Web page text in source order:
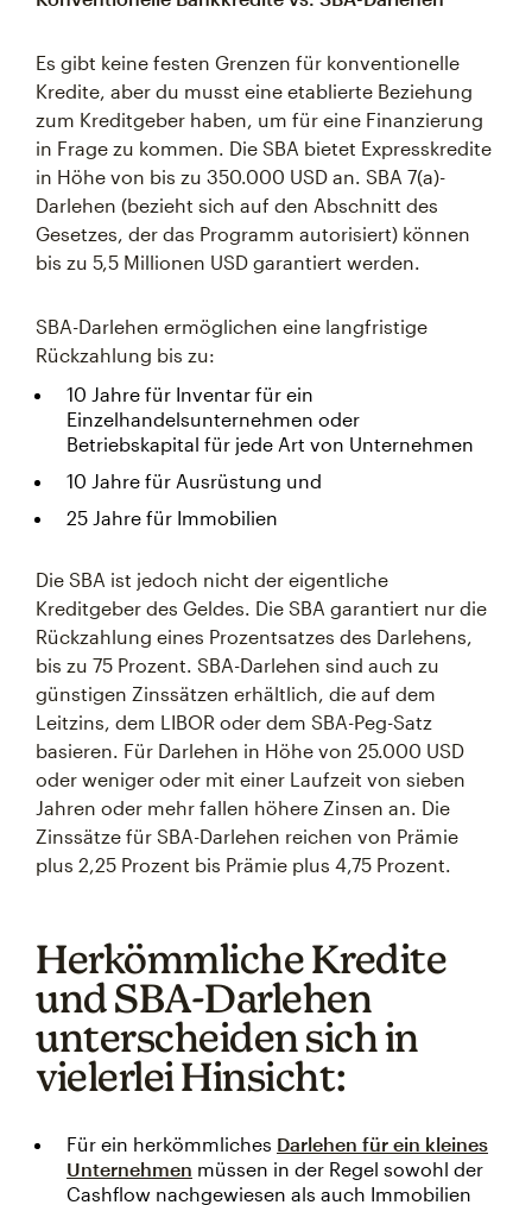
Es gibt keine festen Grenzen für konventionelle
Kredite, aber du musst eine etablierte Beziehung
zum Kreditgeber haben, um für eine Finanzierung
in Frage zu kommen. Die SBA bietet Expresskredite
in Höhe von bis zu 350.000 USD an. SBA 7(a)-
Darlehen (bezieht sich auf den Abschnitt des
Gesetzes, der das Programm autorisiert) können
bis zu 5,5 Millionen USD garantiert werden.
SBA-Darlehen ermöglichen eine langfristige
Rückzahlung bis zu:
10 Jahre für Inventar für ein
Einzelhandelsunternehmen oder
Betriebskapital für jede Art von Unternehmen
10 Jahre für Ausrüstung und
25 Jahre für Immobilien
Die SBA ist jedoch nicht der eigentliche
Kreditgeber des Geldes. Die SBA garantiert nur die
Rückzahlung eines Prozentsatzes des Darlehens,
bis zu 75 Prozent. SBA-Darlehen sind auch zu
günstigen Zinssätzen erhältlich, die auf dem
Leitzins, dem LIBOR oder dem SBA-Peg-Satz
basieren. Für Darlehen in Höhe von 25.000 USD
oder weniger oder mit einer Laufzeit von sieben
Jahren oder mehr fallen höhere Zinsen an. Die
Zinssätze für SBA-Darlehen reichen von Prämie
plus 2,25 Prozent bis Prämie plus 4,75 Prozent.
Herkömmliche Kredite
und SBA-Darlehen
unterscheiden sich in
vielerlei Hinsicht:
Für ein herkömmliches Darlehen für ein kleines
Unternehmen müssen in der Regel sowohl der
Cashflow nachgewiesen als auch Immobilien